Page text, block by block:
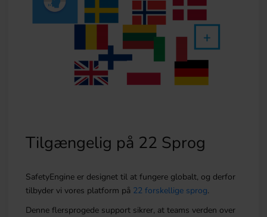
Tilgængelig på 22 Sprog
SafetyEngine er designet til at fungere globalt, og derfor
tilbyder vi vores platform på 22 forskellige sprog.
Denne flersprogede support sikrer, at teams verden over